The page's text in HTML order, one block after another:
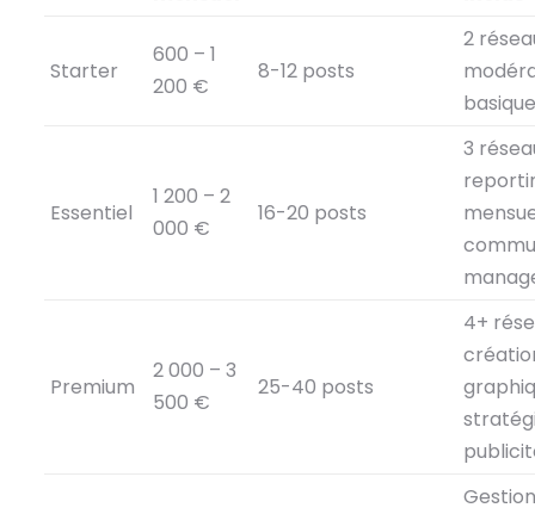
Starter
600 – 1
200 €
8-12 posts
2
basique
Essentiel
1 200 – 2
000 €
16-20 posts
3
Premium
2 000 – 3
500 €
25-40 posts
4+
Gestion